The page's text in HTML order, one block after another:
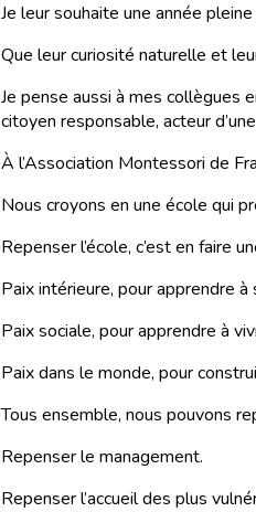
Je leur souhaite une année
Que leur curiosité naturelle et
Je pense aussi à mes collègues
citoyen responsable, acteur
À l’Association Montessori de
Nous croyons en une école qui
Repenser l’école, c’est en faire
Paix intérieure, pour apprendre à
Paix sociale, pour apprendre à
Paix dans le monde, pour
Tous ensemble, nous pouvons
Repenser le management.
Repenser l’accueil des plus